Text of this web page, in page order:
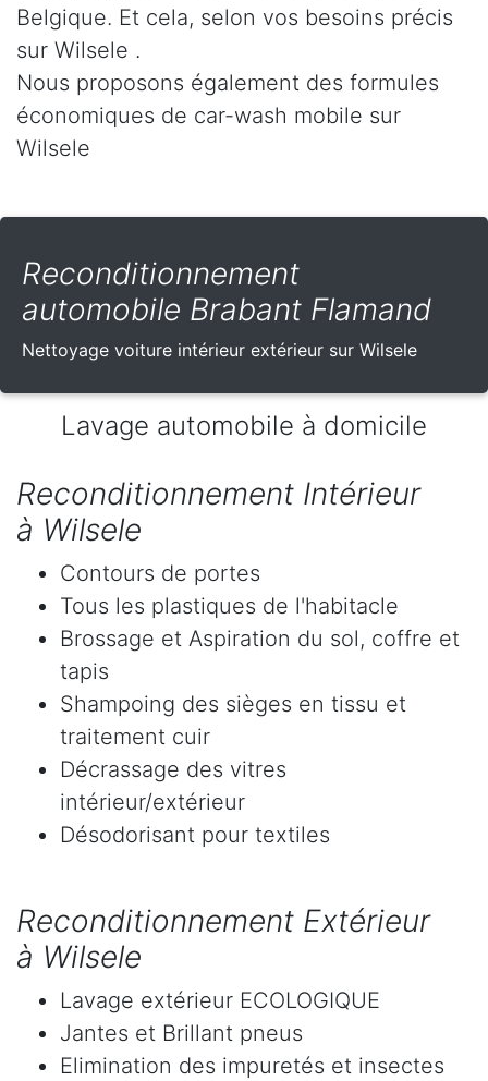
Belgique. Et cela, selon vos besoins précis
sur Wilsele .
Nous proposons également des formules
économiques de car-wash mobile sur
Wilsele
Reconditionnement
automobile Brabant Flamand
Nettoyage voiture intérieur extérieur sur Wilsele
Lavage automobile à domicile
Reconditionnement Intérieur
à Wilsele
Contours de portes
Tous les plastiques de l'habitacle
Brossage et Aspiration du sol, coffre et
tapis
Shampoing des sièges en tissu et
traitement cuir
Décrassage des vitres
intérieur/extérieur
Désodorisant pour textiles
Reconditionnement Extérieur
à Wilsele
Lavage extérieur ECOLOGIQUE
Jantes et Brillant pneus
Elimination des impuretés et insectes